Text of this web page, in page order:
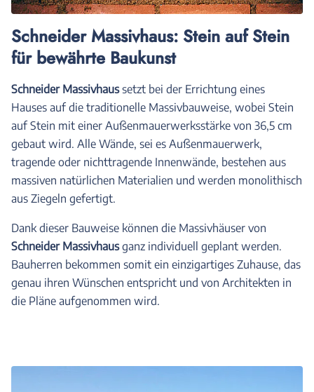
Schneider Massivhaus: Stein auf Stein
für bewährte Baukunst
Schneider Massivhaussetzt bei der Errichtung eines
Hauses auf die traditionelle Massivbauweise, wobei Stein
auf Stein mit einer Außenmauerwerksstärke von 36,5 cm
gebaut wird. Alle Wände, sei es Außenmauerwerk,
tragende oder nichttragende Innenwände, bestehen aus
massiven natürlichen Materialien und werden monolithisch
aus Ziegeln gefertigt.
Dank dieser Bauweise können die Massivhäuser von
Schneider Massivhausganz individuell geplant werden.
Bauherren bekommen somit ein einzigartiges Zuhause, das
genau ihren Wünschen entspricht und von Architekten in
die Pläne aufgenommen wird.